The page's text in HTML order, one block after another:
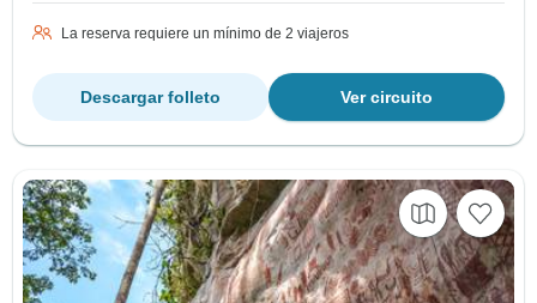
La reserva requiere un mínimo de 2 viajeros
Ver circuito
Descargar folleto